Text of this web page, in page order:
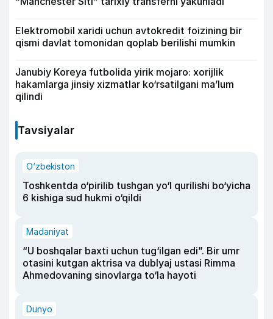
Elektromobil xaridi uchun avtokredit foizining bir
qismi davlat tomonidan qoplab berilishi mumkin
Janubiy Koreya futbolida yirik mojaro: xorijlik
hakamlarga jinsiy xizmatlar ko‘rsatilgani ma’lum
qilindi
Tavsiyalar
O‘zbekiston
Toshkentda o‘pirilib tushgan yo‘l qurilishi bo‘yicha
6 kishiga sud hukmi o‘qildi
Madaniyat
“U boshqalar baxti uchun tug‘ilgan edi”. Bir umr
otasini kutgan aktrisa va dublyaj ustasi Rimma
Ahmedovaning sinovlarga to‘la hayoti
Dunyo